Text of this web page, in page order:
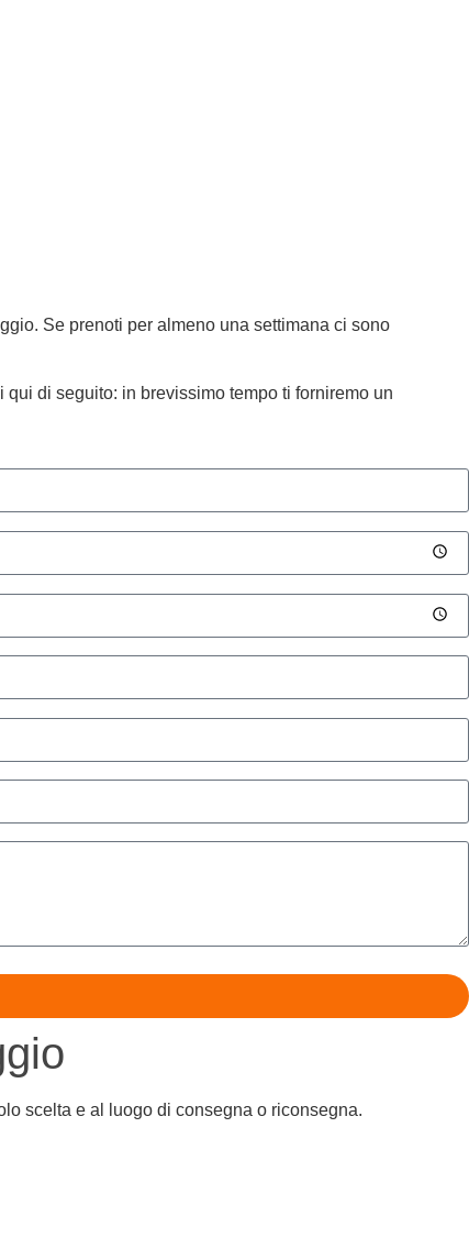
Se prenoti per almeno una settimana ci sono
di seguito: in brevissimo tempo ti forniremo un
scelta e al luogo di consegna o riconsegna.